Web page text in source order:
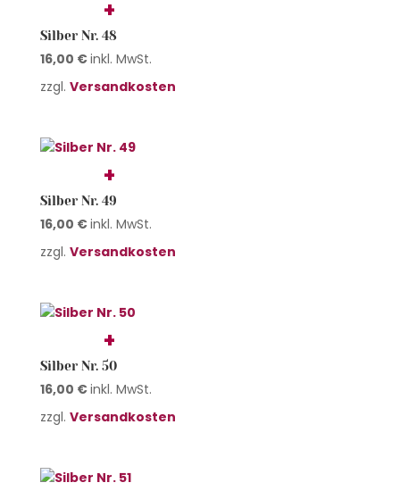
Silber Nr. 48
16,00 €inkl. MwSt.
zzgl. Versandkosten
Silber Nr. 49
16,00 €inkl. MwSt.
zzgl. Versandkosten
Silber Nr. 50
16,00 €inkl. MwSt.
zzgl. Versandkosten